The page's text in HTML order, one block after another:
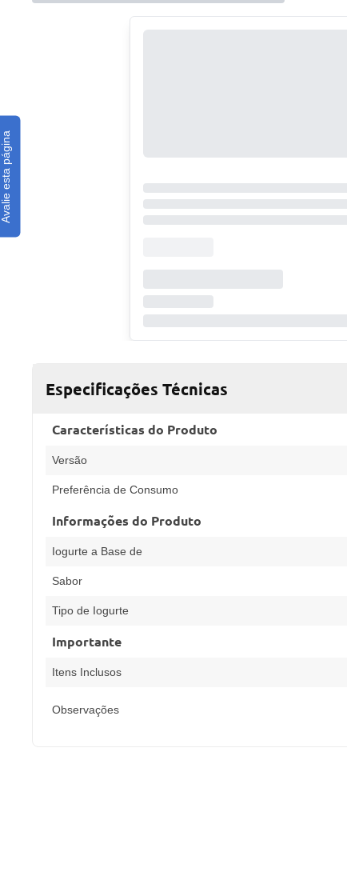
Especificações Técnicas
Características do Produto
Versão
Preferência de Consumo
Informações do Produto
Iogurte a Base de
Sabor
Tipo de Iogurte
Importante
Itens Inclusos
Observações